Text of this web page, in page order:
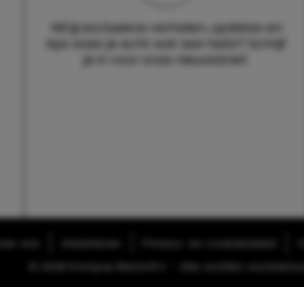
Wil jij exclusieve verhalen, updates en
tips waar je echt wat aan hebt? Schrijf
je in voor onze nieuwsbrief.